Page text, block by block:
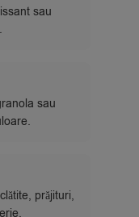
sau
sau
prăjituri,